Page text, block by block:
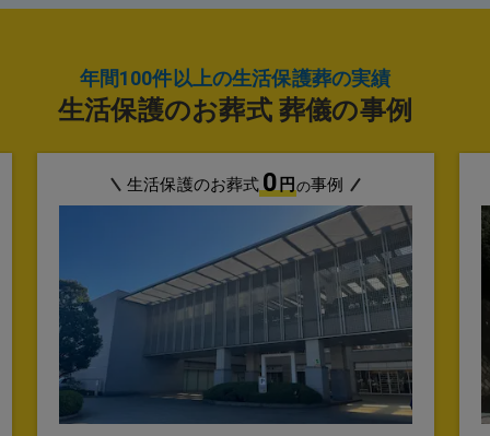
年間100件以上の生活保護葬の実績
生活保護のお葬式 葬儀の事例
生活保護のお葬式0円 の事例